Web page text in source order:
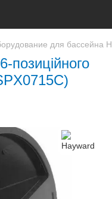
для бассейна
позиційного